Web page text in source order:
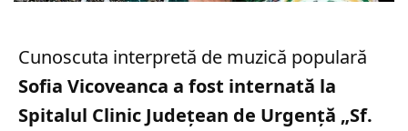
Cunoscuta interpretă de muzică populară
Sofia Vicoveanca a fost internată la
Spitalul Clinic Județean de Urgență „Sf.